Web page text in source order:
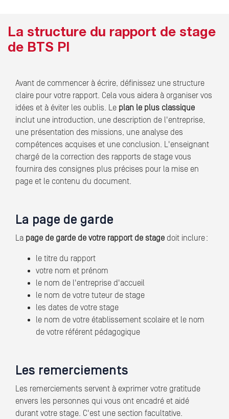
La structure du rapport de stage
de BTS PI
Avant de commencer à écrire, définissez une structure
claire pour votre rapport. Cela vous aidera à organiser vos
idées et à éviter les oublis. Le plan le plus classique
inclut une introduction, une description de l'entreprise,
une présentation des missions, une analyse des
compétences acquises et une conclusion. L'enseignant
chargé de la correction des rapports de stage vous
fournira des consignes plus précises pour la mise en
page et le contenu du document.
La page de garde
La page de garde de votre rapport de stage doit inclure :
le titre du rapport
votre nom et prénom
le nom de l'entreprise d'accueil
le nom de votre tuteur de stage
les dates de votre stage
le nom de votre établissement scolaire et le nom
de votre référent pédagogique
Les remerciements
Les remerciements servent à exprimer votre gratitude
envers les personnes qui vous ont encadré et aidé
durant votre stage. C'est une section facultative.